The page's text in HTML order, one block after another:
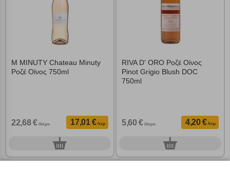
M MINUTY Chateau Minuty
Ροζέ Οίνος 750ml
22,68 € /λίτρο 17,01 € /τεμ.
0τεμ.
RIVA D' ORO Ροζέ Οίνος
Pinot Grigio Blush DOC
750ml
5,60 € /λίτρο 4,20 € /τεμ.
0τεμ.